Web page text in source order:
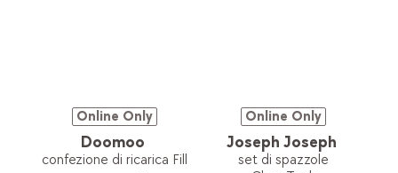
Online Only
Doomoo
confezione di ricarica Fill
Online Only
Joseph Joseph
set di spazzole